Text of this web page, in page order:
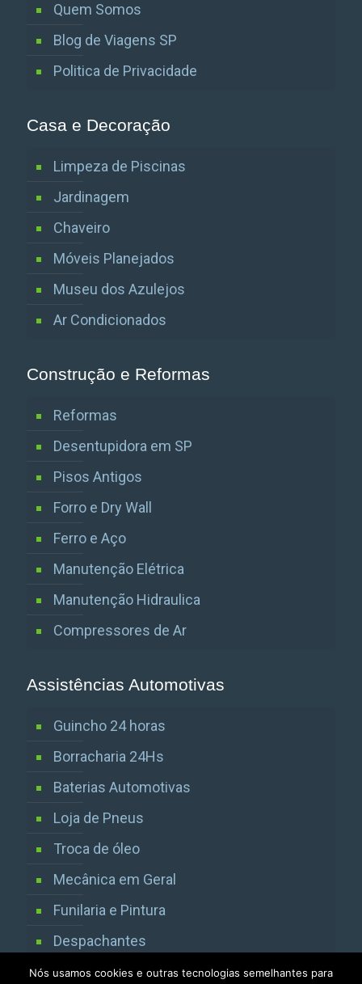
Quem Somos
Blog de Viagens SP
Politica de Privacidade
Casa e Decoração
Limpeza de Piscinas
Jardinagem
Chaveiro
Móveis Planejados
Museu dos Azulejos
Ar Condicionados
Construção e Reformas
Reformas
Desentupidora em SP
Pisos Antigos
Forro e Dry Wall
Ferro e Aço
Manutenção Elétrica
Manutenção Hidraulica
Compressores de Ar
Assistências Automotivas
Guincho 24 horas
Borracharia 24Hs
Baterias Automotivas
Loja de Pneus
Troca de óleo
Mecânica em Geral
Funilaria e Pintura
Despachantes
Vistorias Detran SP
Nós usamos cookies e outras tecnologias semelhantes para